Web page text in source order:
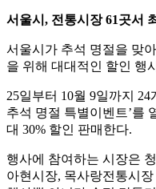
서울시, 전통시장 61곳서
서울시가 추석 명절을 맞
을 위해 대대적인 할인 행
25일부터 10월 9일까지
추석 명절 특별이벤트’를
대 30% 할인 판매한다.
행사에 참여하는 시장은
아현시장, 목사랑전통시